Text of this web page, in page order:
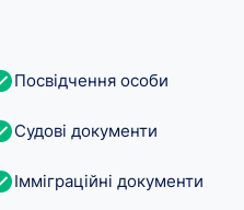
Посвідчення особи
Судові документи
Імміграційні документи